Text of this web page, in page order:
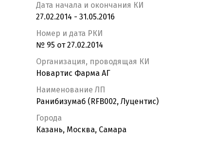
Дата начала и окончания КИ
27.02.2014 - 31.05.2016
Номер и дата РКИ
№ 95 от 27.02.2014
Организация, проводящая КИ
Новартис Фарма АГ
Наименование ЛП
Ранибизумаб (RFB002, Луцентис)
Города
Казань, Москва, Самара